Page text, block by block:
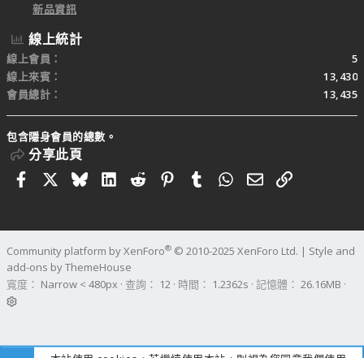
新品資訊
線上統計
線上會員
5
線上來賓
13,430
會員總計
13,435
包含隱身會員的總數。
分享此頁
FacebookBlueskyLinkedIn
RedditPinterestTumblrWhatsApp
電子郵件
連結
Community platform by XenForo® © 2010-2025 XenForo Ltd. | Style and
add-ons by ThemeHouse
寬度
查詢 12 時間 1.2362s 記憶體 26.16MB